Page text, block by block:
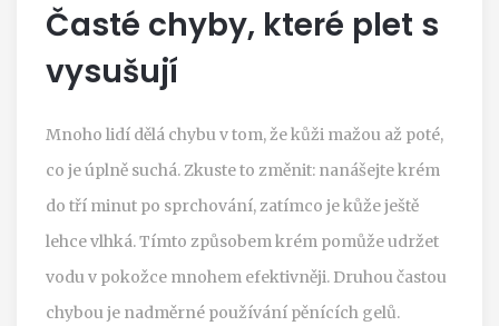
Časté chyby, které plet s
vysušují
Mnoho lidí dělá chybu v tom, že kůži mažou až poté,
co je úplně suchá. Zkuste to změnit: nanášejte krém
do tří minut po sprchování, zatímco je kůže ještě
lehce vlhká. Tímto způsobem krém pomůže udržet
vodu v pokožce mnohem efektivněji. Druhou častou
chybou je nadměrné používání pěnících gelů.